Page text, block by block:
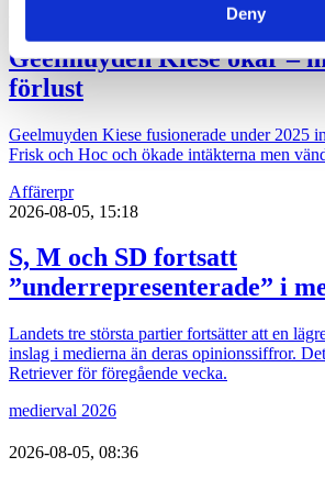
Deny
Geelmuyden Kiese ökar –
förlust
Geelmuyden Kiese fusionerade under 2025
Frisk och Hoc och ökade intäkterna men
Affärerpr
2026-08-05, 15:18
S, M och SD fortsatt
”underrepresenterade” i
Landets tre största partier fortsätter att en
inslag i medierna än deras opinionssiffror.
Retriever för föregående vecka.
medierval 2026
2026-08-05, 08:36